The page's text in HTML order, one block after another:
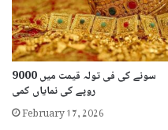
سونے کی فی تولہ قیمت میں 9000
روپے کی نمایاں کمی
February 17, 2026